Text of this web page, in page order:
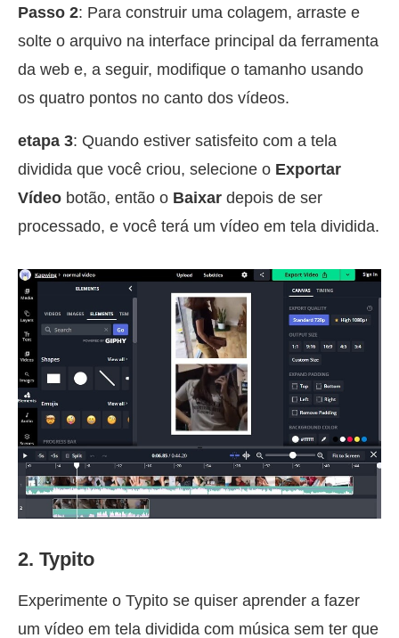
Passo 2: Para construir uma colagem, arraste e
solte o arquivo na interface principal da ferramenta
da web e, a seguir, modifique o tamanho usando
os quatro pontos no canto dos vídeos.
etapa 3: Quando estiver satisfeito com a tela
dividida que você criou, selecione o Exportar
Vídeo botão, então o Baixar depois de ser
processado, e você terá um vídeo em tela dividida.
2. Typito
Experimente o Typito se quiser aprender a fazer
um vídeo em tela dividida com música sem ter que